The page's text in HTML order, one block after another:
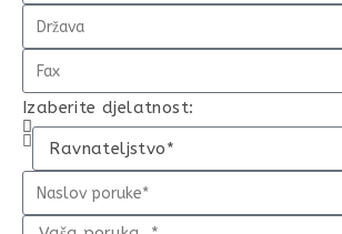
Izaberite djelatnost: